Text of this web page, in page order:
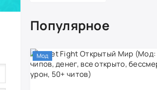
Популярное
Мод